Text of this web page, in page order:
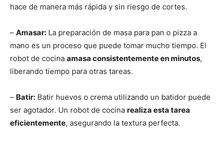
hace de manera más rápida y sin riesgo de cortes.
– Amasar: La preparación de masa para pan o pizza a
mano es un proceso que puede tomar mucho tiempo. El
robot de cocina amasa consistentemente en minutos,
liberando tiempo para otras tareas.
– Batir: Batir huevos o crema utilizando un batidor puede
ser agotador. Un robot de cocina realiza esta tarea
eficientemente, asegurando la textura perfecta.